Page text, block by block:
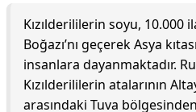
Kızılderililerin soyu, 10.000
Boğazı’nı geçerek Asya
insanlara dayanmaktadır.
Kızılderililerin atalarının
arasındaki Tuva